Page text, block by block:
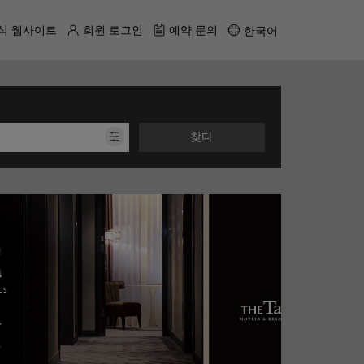
웹사이트 회원 로그인 예약 문의 한국어
찾다